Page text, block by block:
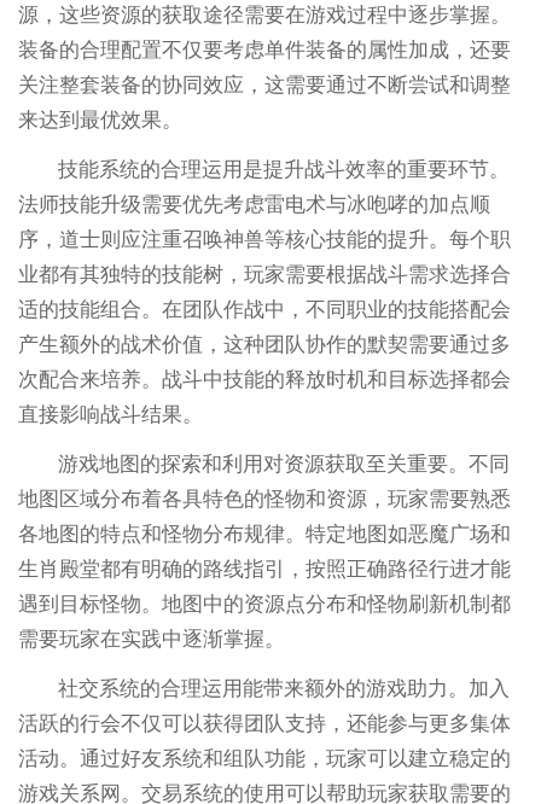
源，这些资源的获取途径需要在游戏过程中逐步掌握。
装备的合理配置不仅要考虑单件装备的属性加成，还要
关注整套装备的协同效应，这需要通过不断尝试和调整
来达到最优效果。
技能系统的合理运用是提升战斗效率的重要环节。
法师技能升级需要优先考虑雷电术与冰咆哮的加点顺
序，道士则应注重召唤神兽等核心技能的提升。每个职
业都有其独特的技能树，玩家需要根据战斗需求选择合
适的技能组合。在团队作战中，不同职业的技能搭配会
产生额外的战术价值，这种团队协作的默契需要通过多
次配合来培养。战斗中技能的释放时机和目标选择都会
直接影响战斗结果。
游戏地图的探索和利用对资源获取至关重要。不同
地图区域分布着各具特色的怪物和资源，玩家需要熟悉
各地图的特点和怪物分布规律。特定地图如恶魔广场和
生肖殿堂都有明确的路线指引，按照正确路径行进才能
遇到目标怪物。地图中的资源点分布和怪物刷新机制都
需要玩家在实践中逐渐掌握。
社交系统的合理运用能带来额外的游戏助力。加入
活跃的行会不仅可以获得团队支持，还能参与更多集体
活动。通过好友系统和组队功能，玩家可以建立稳定的
游戏关系网。交易系统的使用可以帮助玩家获取需要的